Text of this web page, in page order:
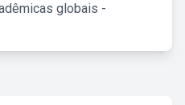
globais -